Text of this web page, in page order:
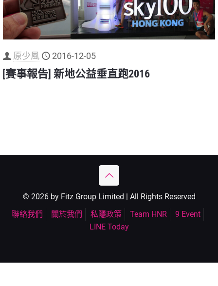
原少風 2016-12-05
[賽事報告] 新地公益垂直跑2016
© 2026 by Fitz Group Limited | All Rights Reserved
聯絡我們
關於我們 私隱政策 Team HNR
9 Event
LINE Today